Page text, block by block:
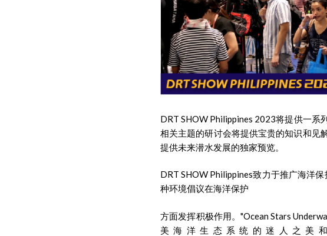
DRT SHOW Philippines 2023将提供一系
相关主题的研讨会将提供宝贵的知识和见
提供未来潜水发展的独家预览。
DRT SHOW Philippines致力于推广海洋
种环境倡议在海洋保护
方面发挥积极作用。"Ocean Stars
美海洋生态系统的迷人之美